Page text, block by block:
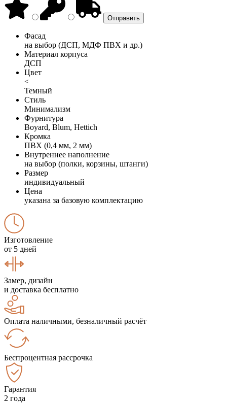
Фасад
на выбор (ДСП, МДФ ПВХ и др.)
Материал корпуса
ДСП
Цвет
<
Темный
Стиль
Минимализм
Фурнитура
Boyard, Blum, Hettich
Кромка
ПВХ (0,4 мм, 2 мм)
Внутреннее наполнение
на выбор (полки, корзины, штанги)
Размер
индивидуальный
Цена
указана за базовую комплектацию
Изготовление
от 5 дней
Замер, дизайн
и доставка бесплатно
Оплата наличными, безналичный расчёт
Беспроцентная рассрочка
Гарантия
2 года